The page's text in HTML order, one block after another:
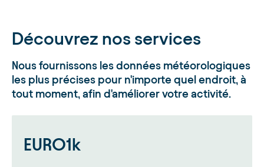
Découvrez nos services
Nous fournissons les données météorologiques
les plus précises pour n'importe quel endroit, à
tout moment, afin d'améliorer votre activité.
EURO1k